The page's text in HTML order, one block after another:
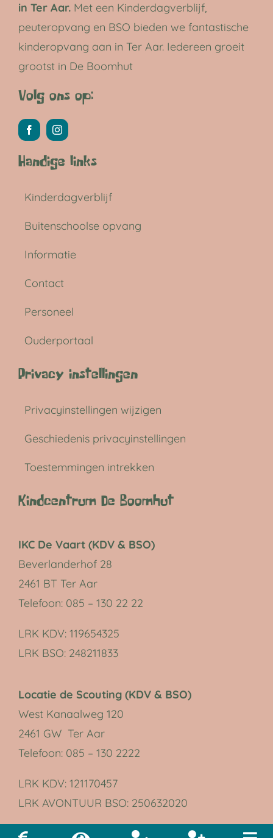
in Ter Aar.Met een Kinderdagverblijf,
peuteropvang en BSO bieden we fantastische
kinderopvang aan in Ter Aar. Iedereen groeit
grootst in De Boomhut
Volg ons op:
Handige links
Kinderdagverblijf
Buitenschoolse opvang
Informatie
Contact
Personeel
Ouderportaal
Privacy instellingen
Privacyinstellingen wijzigen
Geschiedenis privacyinstellingen
Toestemmingen intrekken
Kindcentrum De Boomhut
IKC De Vaart (KDV & BSO)
Beverlanderhof 28
2461 BT Ter Aar
Telefoon: 085 – 130 22 22
LRK KDV: 119654325
LRK BSO: 248211833
Locatie de Scouting (KDV & BSO)
West Kanaalweg 120
2461 GW Ter Aar
Telefoon: 085 – 130 2222
LRK KDV: 121170457
LRK AVONTUUR BSO: 250632020